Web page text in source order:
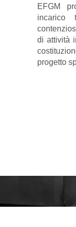
EFGM
incarico
di attività
progetto